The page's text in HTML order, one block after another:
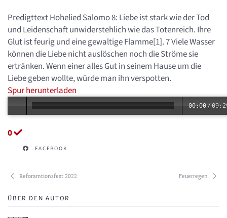
PredigttextHohelied Salomo 8: Liebe ist stark wie der Tod
und Leidenschaft unwiderstehlich wie das Totenreich. Ihre
Glut ist feurig und eine gewaltige Flamme[1]. 7 Viele Wasser
können die Liebe nicht auslöschen noch die Ströme sie
ertränken. Wenn einer alles Gut in seinem Hause um die
Liebe geben wollte, würde man ihn verspotten.
Spur herunterladen
00:00 /
0
FACEBOOK
Reforamtionsfest 2022 Feuerregen
ÜBER DEN AUTOR